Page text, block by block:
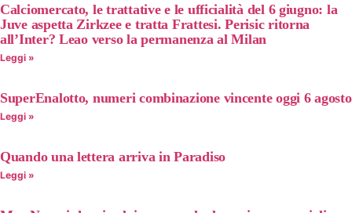
Calciomercato, le trattative e le ufficialità del 6 giugno: la
Juve aspetta Zirkzee e tratta Frattesi. Perisic ritorna
all’Inter? Leao verso la permanenza al Milan
Leggi »
SuperEnalotto, numeri combinazione vincente oggi 6 agosto
Leggi »
Quando una lettera arriva in Paradiso
Leggi »